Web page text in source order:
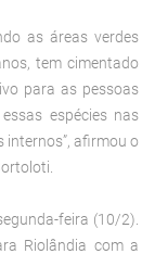
as áreas verdes
tem cimentado
para as pessoas
espécies nas
internos”, afirmou o
feira (10/2).
Riolândia com a